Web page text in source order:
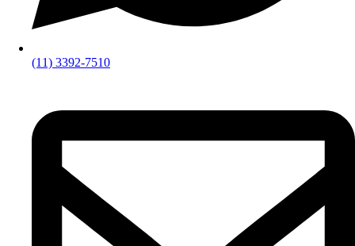
(11) 3392-7510